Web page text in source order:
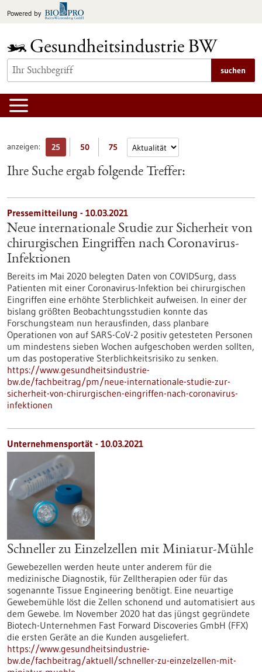
Inhalt
Powered by
suchen
anzeigen: 25 50 75
Ihre Suche ergab folgende Treffer:
Pressemitteilung - 10.03.2021
Neue internationale Studie zur Sicherheit von
chirurgischen Eingriffen nach Coronavirus-
Infektionen
Bereits im Mai 2020 belegten Daten von COVIDSurg, dass
Patienten mit einer Coronavirus-Infektion bei chirurgischen
Eingriffen eine erhöhte Sterblichkeit aufweisen. In einer der
bislang größten Beobachtungsstudien konnte das
Forschungsteam nun herausfinden, dass planbare
Operationen von auf SARS-CoV-2 positiv getesteten Personen
um mindestens sieben Wochen aufgeschoben werden sollten,
um das postoperative Sterblichkeitsrisiko zu senken.
https://www.gesundheitsindustrie-
bw.de/fachbeitrag/pm/neue-internationale-studie-zur-
sicherheit-von-chirurgischen-eingriffen-nach-coronavirus-
infektionen
Unternehmensportät - 10.03.2021
Schneller zu Einzelzellen mit Miniatur-Mühle
Gewebezellen werden heute unter anderem für die
medizinische Diagnostik, für Zelltherapien oder für das
sogenannte Tissue Engineering benötigt. Eine neuartige
Gewebemühle löst die Zellen schonend und automatisiert aus
dem Gewebe. Im November 2020 hat das jüngst gegründete
Biotech-Unternehmen Fast Forward Discoveries GmbH (FFX)
die ersten Geräte an die Kunden ausgeliefert.
https://www.gesundheitsindustrie-
bw.de/fachbeitrag/aktuell/schneller-zu-einzelzellen-mit-